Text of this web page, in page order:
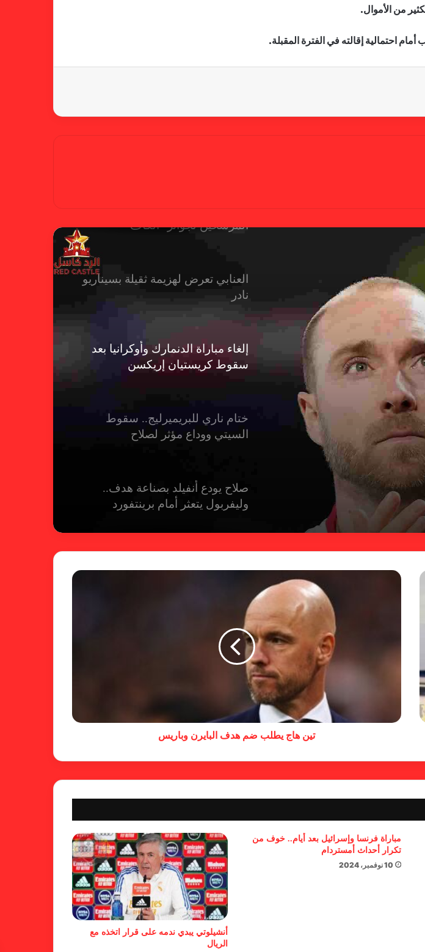
من الأموال.
احتمالية إقالته في الفترة المقبلة.
أزمة نفسية وراء غياب مبابي عن
بسبب تصريحات مهينة.. إيقاف حكم
حضور عربي قوي في قائمة
المرشحين لجوائز “الكاف”
العنابي تعرض لهزيمة ثقيلة بسيناريو
نادر
إلغاء مباراة الدنمارك وأوكرانيا بعد
سقوط كريستيان إريكسن
ختام ناري للبريميرليج.. سقوط
السيتي ووداع مؤثر لصلاح
صلاح يودع أنفيلد بصناعة هدف..
وليفربول يتعثر أمام برينتفورد
ومبابي يخطف الأضواء
فالنسيا يصعق برشلونة بثلاثية مثيرة
في ختام الليجا
جاهزية منشآت دورة الألعاب للأندية
آل خليفة: الشارقة تقدم نموذجاً عربياً
متقدماً في تنظيم الرياضة النسائية
منتخب فرنسا
بسبب تصريحات مهينة.. إيقاف حكم
في الدوري الإنجليزي
حضور عربي قوي في قائمة
المرشحين لجوائز “الكاف”
تين هاج يطلب ضم هدف البايرن وباريس
مباراة فرنسا وإسرائيل بعد أيام.. خوف من
تكرار أحداث أمستردام
10 نوفمبر، 2024
أنشيلوتي يبدي ندمه على قرار اتخذه مع
الريال